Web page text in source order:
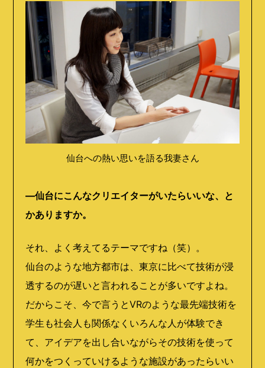
仙台への熱い思いを語る我妻さん
―仙台にこんなクリエイターがいたらいいな、と
かありますか。
それ、よく考えてるテーマですね（笑）。
仙台のような地方都市は、東京に比べて技術が浸
透するのが遅いと言われることが多いですよね。
だからこそ、今で言うとVRのような最先端技術を
学生も社会人も関係なくいろんな人が体験でき
て、アイデアを出し合いながらその技術を使って
何かをつくっていけるような施設があったらいい